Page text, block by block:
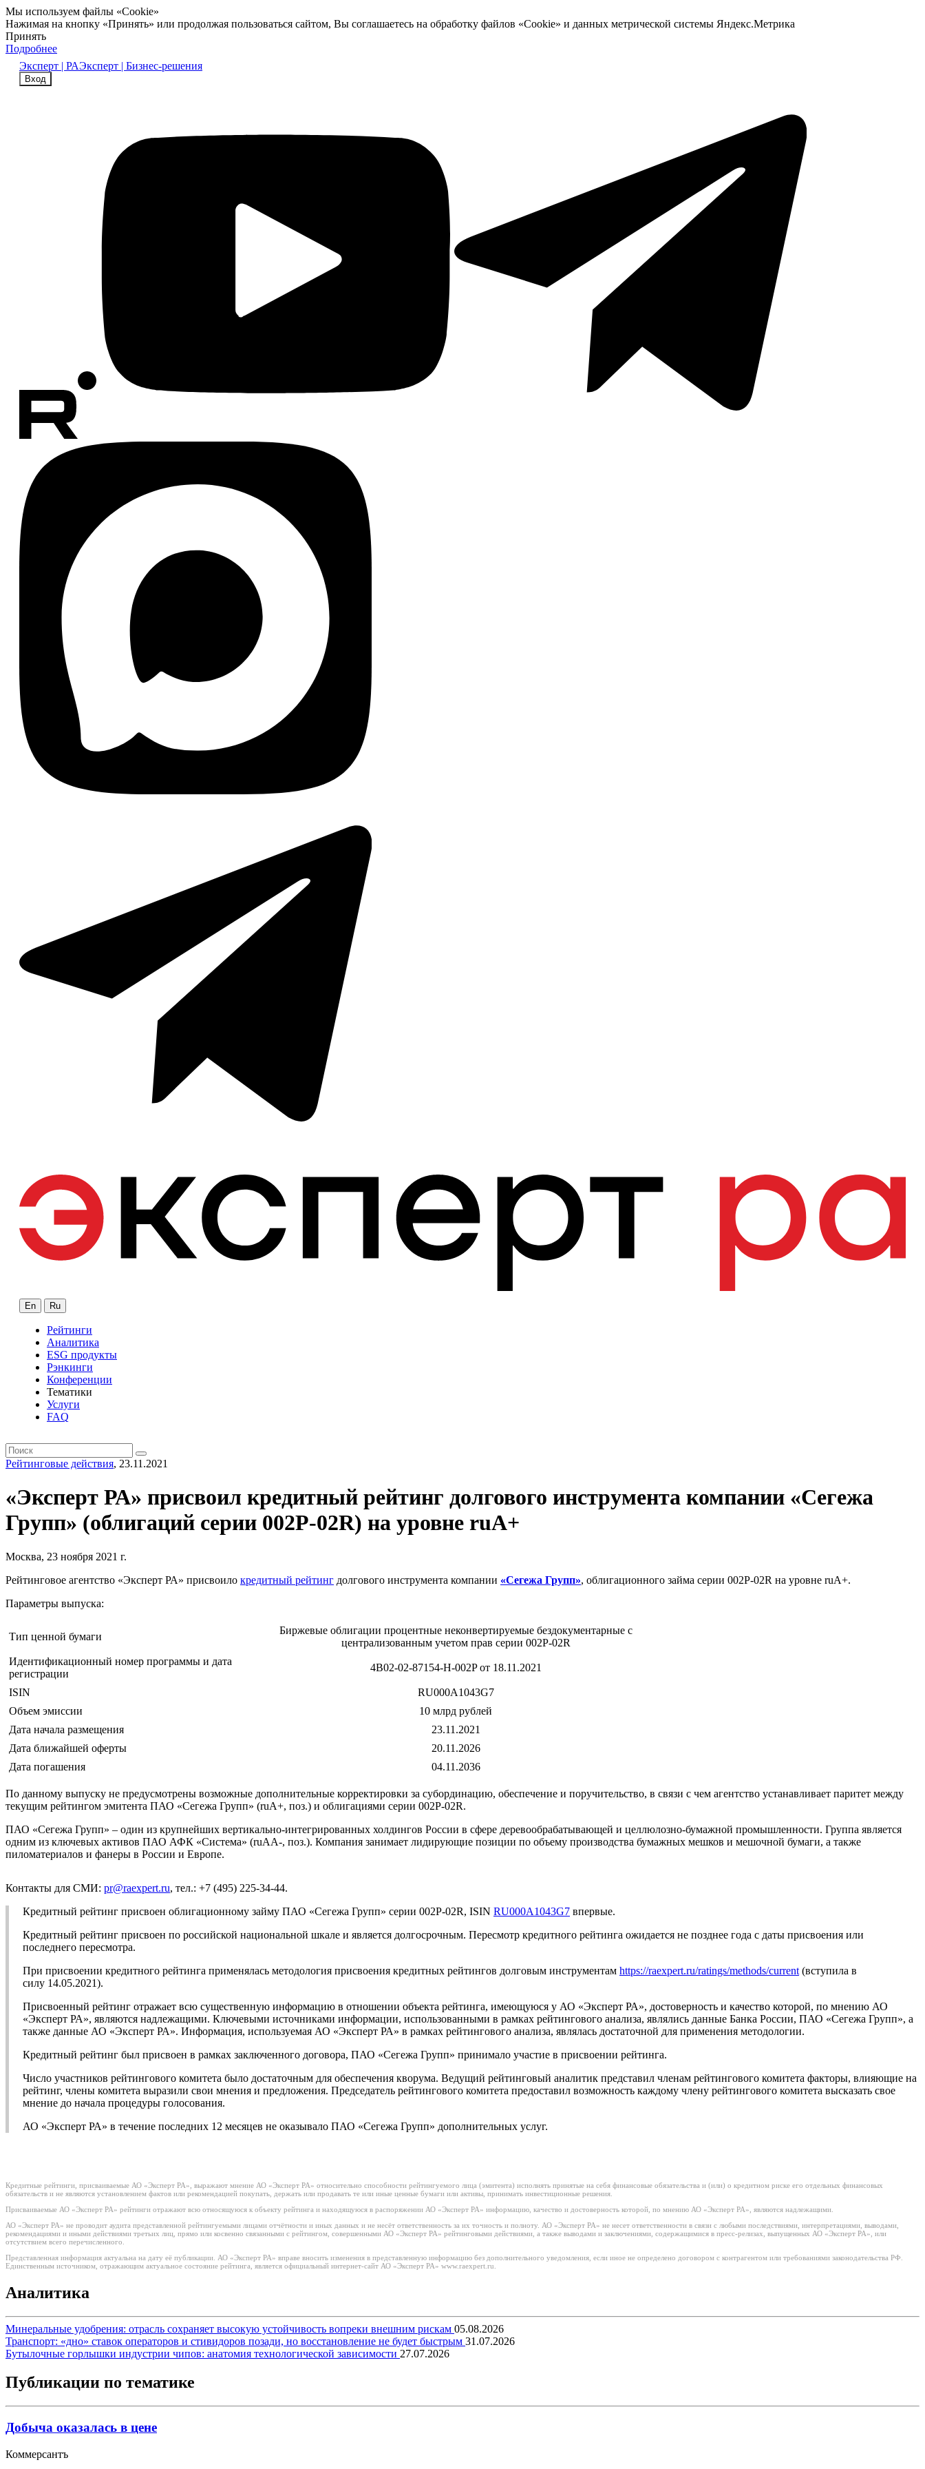
Мы используем файлы «Cookie»
Нажимая на кнопку «Принять» или продолжая пользоваться сайтом, Вы соглашаетесь на обработку файлов «Cookie» и данных метрической системы Яндекс.Метрика
Принять
Подробнее
Эксперт | РАЭксперт | Бизнес-решения
Вход
En Ru
Рейтинги
Аналитика
ESG продукты
Рэнкинги
Конференции
Тематики
Услуги
FAQ
Рейтинговые действия, 23.11.2021
«Эксперт РА» присвоил кредитный рейтинг долгового инструмента компании «Сегежа
Групп» (облигаций серии 002P-02R) на уровне ruA+
Москва, 23 ноября 2021 г.
Рейтинговое агентство «Эксперт РА» присвоило кредитный рейтинг долгового инструмента компании «Сегежа Групп», облигационного займа серии 002P-02R на уровне ruA+.
Параметры выпуска:
Тип ценной бумаги
Биржевые облигации процентные неконвертируемые бездокументарные с
централизованным учетом прав серии 002P-02R
Идентификационный номер программы и дата
регистрации
4B02-02-87154-H-002P от 18.11.2021
ISIN
RU000A1043G7
Объем эмиссии
10 млрд рублей
Дата начала размещения
23.11.2021
Дата ближайшей оферты
20.11.2026
Дата погашения
04.11.2036
По данному выпуску не предусмотрены возможные дополнительные корректировки за субординацию, обеспечение и поручительство, в связи с чем агентство устанавливает паритет между
текущим рейтингом эмитента ПАО «Сегежа Групп» (ruA+, поз.) и облигациями серии 002P-02R.
ПАО «Сегежа Групп» – один из крупнейших вертикально-интегрированных холдингов России в сфере деревообрабатывающей и целлюлозно-бумажной промышленности. Группа является
одним из ключевых активов ПАО АФК «Система» (ruAА-, поз.). Компания занимает лидирующие позиции по объему производства бумажных мешков и мешочной бумаги, а также
пиломатериалов и фанеры в России и Европе.
Контакты для СМИ: pr@raexpert.ru, тел.: +7 (495) 225-34-44.
Кредитный рейтинг присвоен облигационному займу ПАО «Сегежа Групп» серии 002P-02R, ISIN RU000A1043G7 впервые.
Кредитный рейтинг присвоен по российской национальной шкале и является долгосрочным. Пересмотр кредитного рейтинга ожидается не позднее года с даты присвоения или
последнего пересмотра.
При присвоении кредитного рейтинга применялась методология присвоения кредитных рейтингов долговым инструментам https://raexpert.ru/ratings/methods/current (вступила в
силу 14.05.2021).
Присвоенный рейтинг отражает всю существенную информацию в отношении объекта рейтинга, имеющуюся у АО «Эксперт РА», достоверность и качество которой, по мнению АО
«Эксперт РА», являются надлежащими. Ключевыми источниками информации, использованными в рамках рейтингового анализа, являлись данные Банка России, ПАО «Сегежа Групп», а
также данные АО «Эксперт РА». Информация, используемая АО «Эксперт РА» в рамках рейтингового анализа, являлась достаточной для применения методологии.
Кредитный рейтинг был присвоен в рамках заключенного договора, ПАО «Сегежа Групп» принимало участие в присвоении рейтинга.
Число участников рейтингового комитета было достаточным для обеспечения кворума. Ведущий рейтинговый аналитик представил членам рейтингового комитета факторы, влияющие на
рейтинг, члены комитета выразили свои мнения и предложения. Председатель рейтингового комитета предоставил возможность каждому члену рейтингового комитета высказать свое
мнение до начала процедуры голосования.
АО «Эксперт РА» в течение последних 12 месяцев не оказывало ПАО «Сегежа Групп» дополнительных услуг.
Кредитные рейтинги, присваиваемые АО «Эксперт РА», выражают мнение АО «Эксперт РА» относительно способности рейтингуемого лица (эмитента) исполнять принятые на себя финансовые обязательства и (или) о кредитном риске его отдельных финансовых
обязательств и не являются установлением фактов или рекомендацией покупать, держать или продавать те или иные ценные бумаги или активы, принимать инвестиционные решения.
Присваиваемые АО «Эксперт РА» рейтинги отражают всю относящуюся к объекту рейтинга и находящуюся в распоряжении АО «Эксперт РА» информацию, качество и достоверность которой, по мнению АО «Эксперт РА», являются надлежащими.
АО «Эксперт РА» не проводит аудита представленной рейтингуемыми лицами отчётности и иных данных и не несёт ответственность за их точность и полноту. АО «Эксперт РА» не несет ответственности в связи с любыми последствиями, интерпретациями, выводами,
рекомендациями и иными действиями третьих лиц, прямо или косвенно связанными с рейтингом, совершенными АО «Эксперт РА» рейтинговыми действиями, а также выводами и заключениями, содержащимися в пресс-релизах, выпущенных АО «Эксперт РА», или
отсутствием всего перечисленного.
Представленная информация актуальна на дату её публикации. АО «Эксперт РА» вправе вносить изменения в представленную информацию без дополнительного уведомления, если иное не определено договором с контрагентом или требованиями законодательства РФ.
Единственным источником, отражающим актуальное состояние рейтинга, является официальный интернет-сайт АО «Эксперт РА» www.raexpert.ru.
Аналитика
Минеральные удобрения: отрасль сохраняет высокую устойчивость вопреки внешним рискам 05.08.2026
Транспорт: «дно» ставок операторов и стивидоров позади, но восстановление не будет быстрым 31.07.2026
Бутылочные горлышки индустрии чипов: анатомия технологической зависимости 27.07.2026
Публикации по тематике
Добыча оказалась в цене
Коммерсантъ